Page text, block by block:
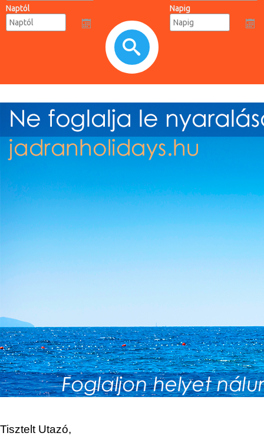
Naptól Napig
Tisztelt Utazó,